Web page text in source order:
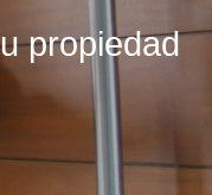
propiedad